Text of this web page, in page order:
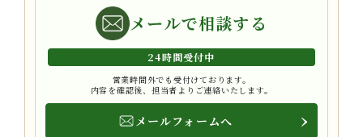
メールで相談する
24時間受付中
営業時間外でも受付けております。
内容を確認後、担当者よりご連絡いたします。
メールフォームへ